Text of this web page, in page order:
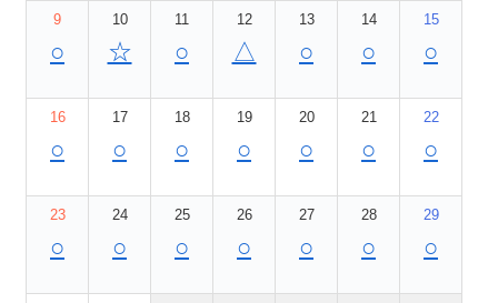
9
○
10
☆
11
○
12
△
13
○
14
○
15
○
16
○
17
○
18
○
19
○
20
○
21
○
22
○
23
○
24
○
25
○
26
○
27
○
28
○
29
○